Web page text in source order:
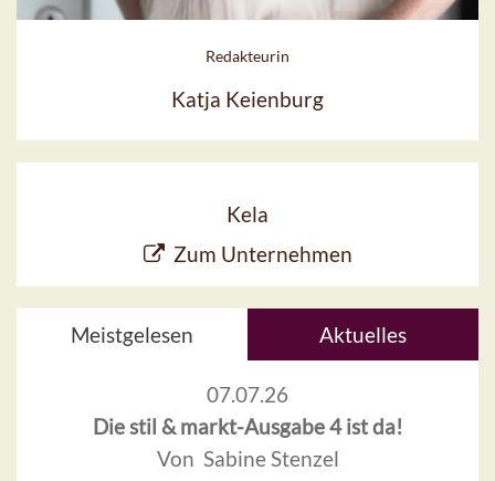
Redakteurin
Katja Keienburg
Kela
Zum Unternehmen
Meistgelesen Aktuelles
07.07.26
Die stil & markt-Ausgabe 4 ist da!
Von Sabine Stenzel